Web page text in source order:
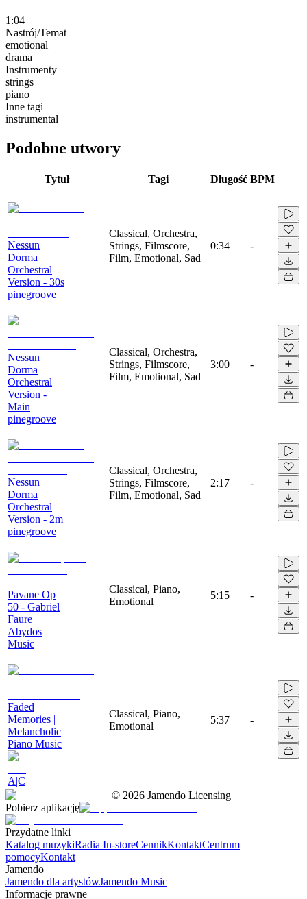
1:04
Nastrój/Temat
emotional
drama
Instrumenty
strings
piano
Inne tagi
instrumental
Podobne utwory
Tytuł Tagi Długość BPM
Nessun
Dorma
Orchestral
Version - 30s
pinegroove
Classical, Orchestra,
Strings, Filmscore,
Film, Emotional, Sad
0:34 -
Nessun
Dorma
Orchestral
Version -
Main
pinegroove
Classical, Orchestra,
Strings, Filmscore,
Film, Emotional, Sad
3:00 -
Nessun
Dorma
Orchestral
Version - 2m
pinegroove
Classical, Orchestra,
Strings, Filmscore,
Film, Emotional, Sad
2:17 -
Pavane Op
50 - Gabriel
Faure
Abydos
Music
Classical, Piano,
Emotional
5:15 -
Faded
Memories |
Melancholic
Piano Music
A|C
Classical, Piano,
Emotional
5:37 -
© 2026 Jamendo Licensing
Pobierz aplikację
Przydatne linki
Katalog muzykiRadia In-storeCennikKontaktCentrum
pomocyKontakt
Jamendo
Jamendo dla artystówJamendo Music
Informacje prawne